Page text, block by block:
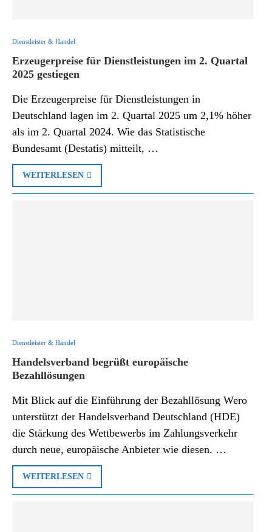
Dienstleister & Handel
Erzeugerpreise für Dienstleistungen im 2. Quartal
2025 gestiegen
Die Erzeugerpreise für Dienstleistungen in
Deutschland lagen im 2. Quartal 2025 um 2,1% höher
als im 2. Quartal 2024. Wie das Statistische
Bundesamt (Destatis) mitteilt, …
WEITERLESEN
Dienstleister & Handel
Handelsverband begrüßt europäische
Bezahllösungen
Mit Blick auf die Einführung der Bezahllösung Wero
unterstützt der Handelsverband Deutschland (HDE)
die Stärkung des Wettbewerbs im Zahlungsverkehr
durch neue, europäische Anbieter wie diesen. …
WEITERLESEN